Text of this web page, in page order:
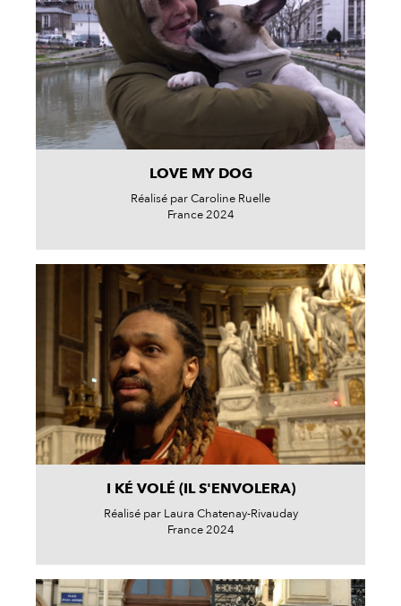
LOVE MY DOG
Réalisé par Caroline Ruelle
France 2024
I KÉ VOLÉ (IL S'ENVOLERA)
Réalisé par Laura Chatenay-Rivauday
France 2024